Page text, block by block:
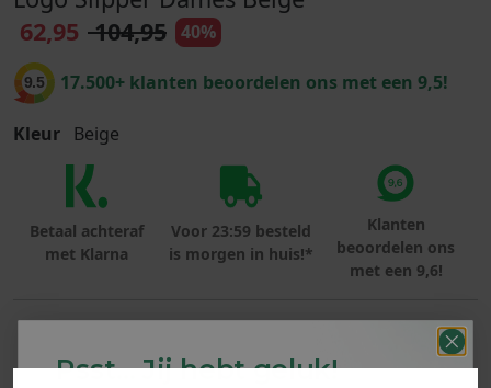
62,95 104,95 40%
9.5 17.500+ klanten beoordelen ons met een 9,5!
Kleur Beige
Betaal achteraf
met Klarna
Voor 23:59 besteld
is morgen in huis!*
Klanten
beoordelen ons
met een 9,6!
PRODUCTINFORMATIE
Psst... Jij hebt geluk!